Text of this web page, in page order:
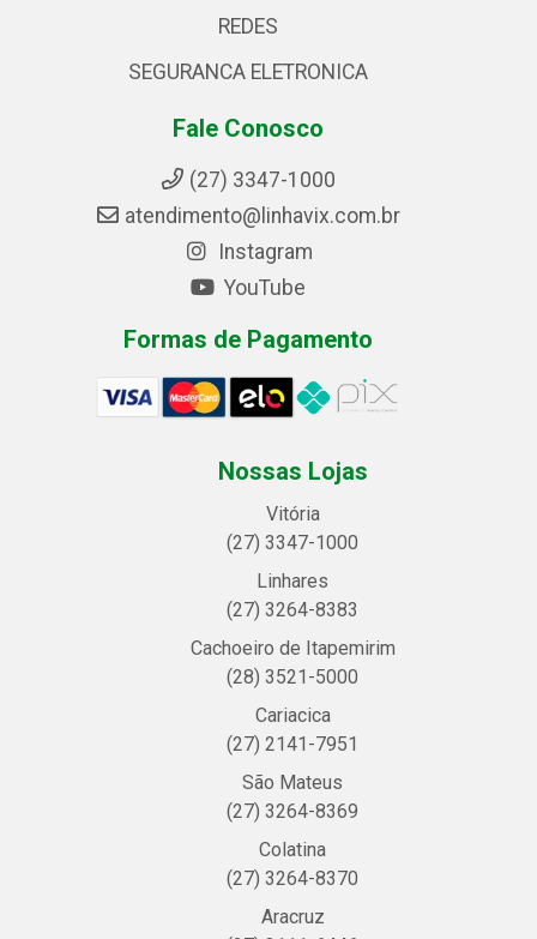
REDES
SEGURANCA ELETRONICA
Fale Conosco
(27) 3347-1000
atendimento@linhavix.com.br
Instagram
YouTube
Formas de Pagamento
Nossas Lojas
Vitória
(27) 3347-1000
Linhares
(27) 3264-8383
Cachoeiro de Itapemirim
(28) 3521-5000
Cariacica
(27) 2141-7951
São Mateus
(27) 3264-8369
Colatina
(27) 3264-8370
Aracruz